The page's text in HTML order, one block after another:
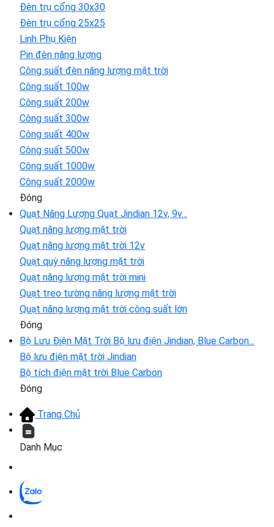
Đèn trụ cổng 30x30
Đèn trụ cổng 25x25
Linh Phụ Kiện
Pin đèn năng lượng
Công suất đèn năng lượng mặt trời
Công suất 100w
Công suất 200w
Công suất 300w
Công suất 400w
Công suất 500w
Công suất 1000w
Công suất 2000w
Đóng
Quạt Năng Lượng Quạt Jindian 12v, 9v...
Quạt năng lượng mặt trời
Quạt năng lượng mặt trời 12v
Quạt quỳ năng lượng mặt trời
Quạt năng lượng mặt trời mini
Quạt treo tường năng lượng mặt trời
Quạt năng lượng mặt trời công suất lớn
Đóng
Bộ Lưu Điện Mặt Trời Bộ lưu điện Jindian, Blue Carbon...
Bộ lưu điện mặt trời Jindian
Bộ tích điện mặt trời Blue Carbon
Đóng
Trang Chủ
Danh Mục